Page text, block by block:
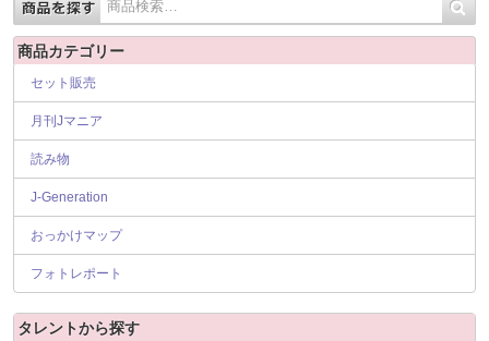
商品カテゴリー
セット販売
月刊Jマニア
読み物
J-Generation
おっかけマップ
フォトレポート
タレントから探す